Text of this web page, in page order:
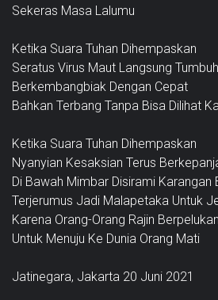
Sekeras Masa Lalumu
Ketika Suara Tuhan Dihempaskan
Seratus Virus Maut Langsung Tumbuh
Berkembangbiak Dengan Cepat
Bahkan Terbang Tanpa Bisa Dilihat
Ketika Suara Tuhan Dihempaskan
Nyanyian Kesaksian Terus
Di Bawah Mimbar Disirami Karangan
Terjerumus Jadi Malapetaka Untuk
Karena Orang-Orang Rajin Berpelukan
Untuk Menuju Ke Dunia Orang Mati
Jatinegara, Jakarta 20 Juni 2021